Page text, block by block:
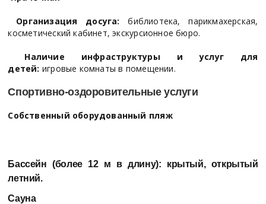
Организация досуга:библиотека, парикмахерская,
косметический кабинет, экскурсионное бюро.
Наличие инфраструктуры и услуг для
детей: игровые комнаты в помещении.
Спортивно-оздоровительные услуги
Собственный оборудованный пляж
Бассейн (более 12 м в длину): крытый, открытый
летний.
Сауна